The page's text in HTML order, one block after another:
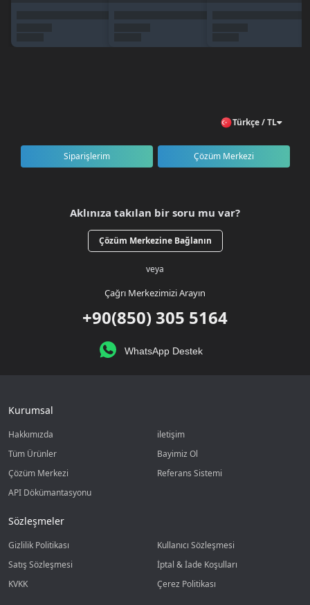
Türkçe / TL
Siparişlerim Çözüm Merkezi
Aklınıza takılan bir soru mu var?
Çözüm Merkezine Bağlanın
veya
Çağrı Merkezimizi Arayın
+90(850) 305 5164
WhatsApp Destek
Kurumsal
Hakkımızda
iletişim
Tüm Ürünler
Bayimiz Ol
Çözüm Merkezi
Referans Sistemi
API Dökümantasyonu
Sözleşmeler
Gizlilik Politikası
Kullanıcı Sözleşmesi
Satış Sözleşmesi
İptal & İade Koşulları
KVKK
Çerez Politikası